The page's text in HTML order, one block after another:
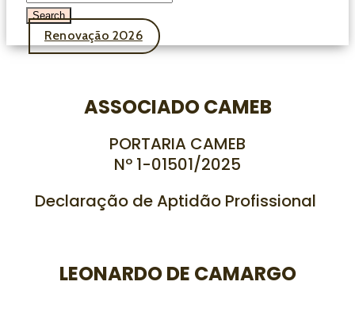
Renovação 2026
ASSOCIADO CAMEB
PORTARIA CAMEB
Nº 1-01501/2025
Declaração de Aptidão Profissional
LEONARDO DE CAMARGO